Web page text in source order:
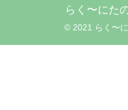
らく〜にた
© 2021 らく〜